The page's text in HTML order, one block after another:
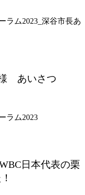
あいさつ
日本代表の栗